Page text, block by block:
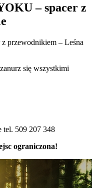
– spacer z
przewodnikiem – Leśna
się wszystkimi
tel. 509 207 348
ograniczona!